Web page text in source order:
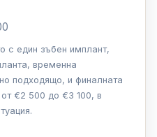
с един зъбен имплант,
временна
подходящо, и финалната
€2 500 до €3 100, в